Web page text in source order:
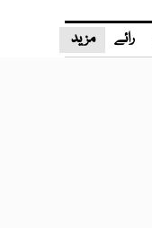
رائے مزید